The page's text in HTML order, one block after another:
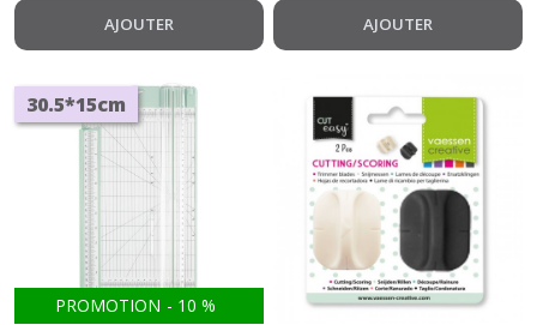
AJOUTER AJOUTER
30.5*15cm
PROMOTION - 10 %